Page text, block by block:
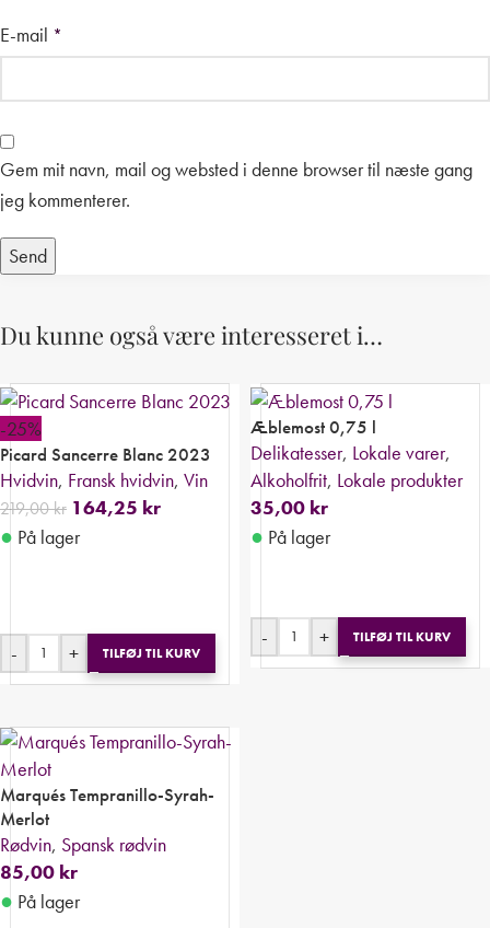
E-mail *
Gem mit navn, mail og websted i denne browser til næste gang
jeg kommenterer.
Du kunne også være interesseret i…
-25%
Picard Sancerre Blanc 2023
Hvidvin, Fransk hvidvin, Vin
219,00kr 164,25 kr
● På lager
- + TILFØJ TIL KURV
Æblemost 0,75 l
Delikatesser, Lokale varer,
Alkoholfrit, Lokale produkter
35,00 kr
● På lager
- + TILFØJ TIL KURV
Marqués Tempranillo-Syrah-
Merlot
Rødvin, Spansk rødvin
85,00 kr
● På lager